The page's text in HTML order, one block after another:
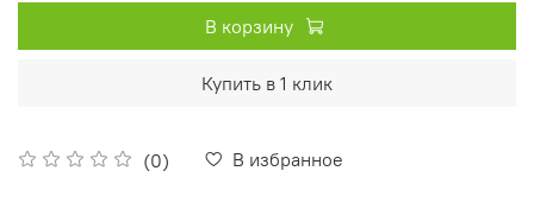
(0) В избранное
В корзину
Купить в 1 клик